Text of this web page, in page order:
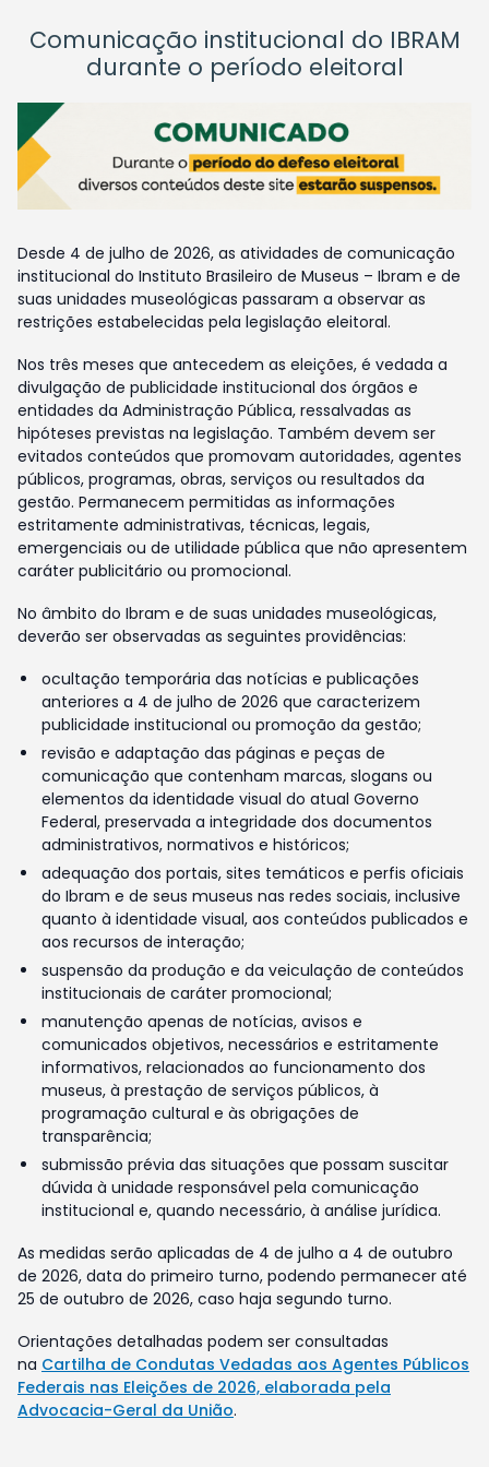
Comunicação institucional do IBRAM
durante o período eleitoral
Desde 4 de julho de 2026, as atividades de comunicação
institucional do Instituto Brasileiro de Museus – Ibram e de
suas unidades museológicas passaram a observar as
restrições estabelecidas pela legislação eleitoral.
Nos três meses que antecedem as eleições, é vedada a
divulgação de publicidade institucional dos órgãos e
entidades da Administração Pública, ressalvadas as
hipóteses previstas na legislação. Também devem ser
evitados conteúdos que promovam autoridades, agentes
públicos, programas, obras, serviços ou resultados da
gestão. Permanecem permitidas as informações
estritamente administrativas, técnicas, legais,
emergenciais ou de utilidade pública que não apresentem
caráter publicitário ou promocional.
No âmbito do Ibram e de suas unidades museológicas,
deverão ser observadas as seguintes providências:
ocultação temporária das notícias e publicações
anteriores a 4 de julho de 2026 que caracterizem
publicidade institucional ou promoção da gestão;
revisão e adaptação das páginas e peças de
comunicação que contenham marcas, slogans ou
elementos da identidade visual do atual Governo
Federal, preservada a integridade dos documentos
administrativos, normativos e históricos;
adequação dos portais, sites temáticos e perfis oficiais
do Ibram e de seus museus nas redes sociais, inclusive
quanto à identidade visual, aos conteúdos publicados e
aos recursos de interação;
suspensão da produção e da veiculação de conteúdos
institucionais de caráter promocional;
manutenção apenas de notícias, avisos e
comunicados objetivos, necessários e estritamente
informativos, relacionados ao funcionamento dos
museus, à prestação de serviços públicos, à
programação cultural e às obrigações de
transparência;
submissão prévia das situações que possam suscitar
dúvida à unidade responsável pela comunicação
institucional e, quando necessário, à análise jurídica.
As medidas serão aplicadas de 4 de julho a 4 de outubro
de 2026, data do primeiro turno, podendo permanecer até
25 de outubro de 2026, caso haja segundo turno.
Orientações detalhadas podem ser consultadas
na Cartilha de Condutas Vedadas aos Agentes Públicos
Federais nas Eleições de 2026, elaborada pela
Advocacia-Geral da União.